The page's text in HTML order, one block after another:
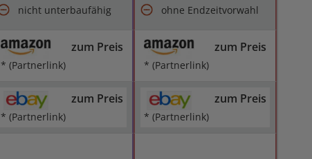
nicht unterbaufähig
ohne Endzeitvorwahl
zum Preis
* (Partnerlink)
zum Preis
* (Partnerlink)
zum Preis
* (Partnerlink)
zum Preis
* (Partnerlink)